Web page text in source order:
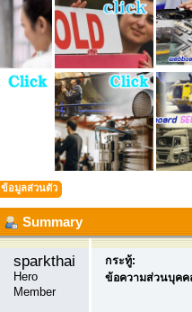
ข้อมูลส่วนตัว
Summary
Hero
Member
กระทู้:
ข้อความส่วนบุคค